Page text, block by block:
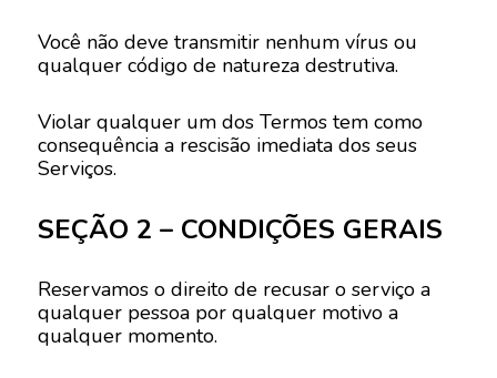
Você não deve transmitir nenhum vírus ou
qualquer código de natureza destrutiva.
Violar qualquer um dos Termos tem como
consequência a rescisão imediata dos seus
Serviços.
SEÇÃO 2 – CONDIÇÕES GERAIS
Reservamos o direito de recusar o serviço a
qualquer pessoa por qualquer motivo a
qualquer momento.